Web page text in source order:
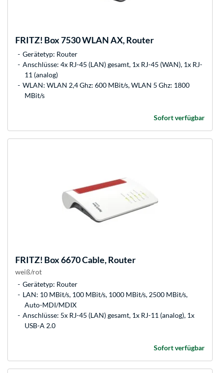
FRITZ! Box 7530 WLAN AX, Router
Gerätetyp: Router
Anschlüsse: 4x RJ-45 (LAN) gesamt, 1x RJ-45 (WAN), 1x RJ-
11 (analog)
WLAN: WLAN 2,4 Ghz: 600 MBit/s, WLAN 5 Ghz: 1800
MBit/s
Sofort verfügbar
FRITZ! Box 6670 Cable, Router
weiß/rot
Gerätetyp: Router
LAN: 10 MBit/s, 100 MBit/s, 1000 MBit/s, 2500 MBit/s,
Auto-MDI/MDIX
Anschlüsse: 5x RJ-45 (LAN) gesamt, 1x RJ-11 (analog), 1x
USB-A 2.0
Sofort verfügbar